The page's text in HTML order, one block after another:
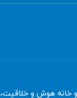
و خانه هوش و خلاقیت،